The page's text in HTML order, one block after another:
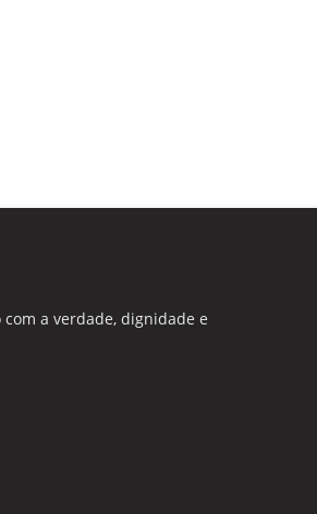
a verdade, dignidade e